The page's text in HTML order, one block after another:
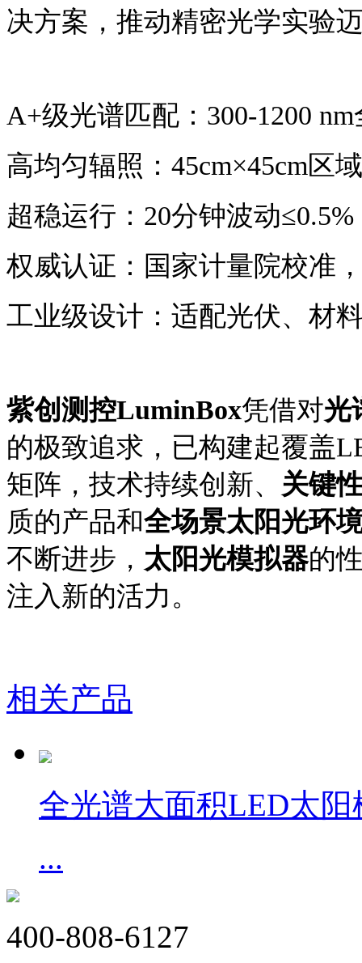
决方案，推动精密光学实验
A+级光谱匹配：300-1200
高均匀辐照： 45cm×45cm区
超稳运行： 20分钟波动
权威认证：国家计量院校准
工业级设计：适配光伏、材
紫创测控LuminBox凭借对光
的极致追求，已构建起覆盖
矩阵，技术持续创新、 关键
质的产品和全场景太阳光环
不断进步， 太阳光模拟器的
注入新的活力。
相关产品
全光谱大面积LED太阳
...
400-808-6127